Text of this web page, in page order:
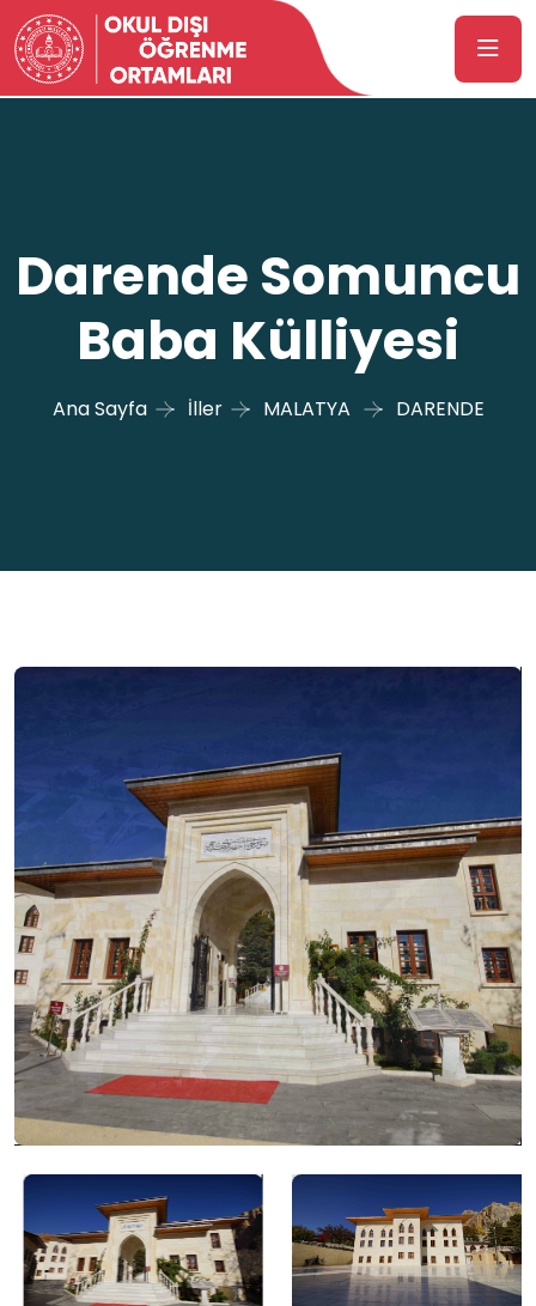
Darende Somuncu
Baba Külliyesi
Ana Sayfa İller MALATYA DARENDE